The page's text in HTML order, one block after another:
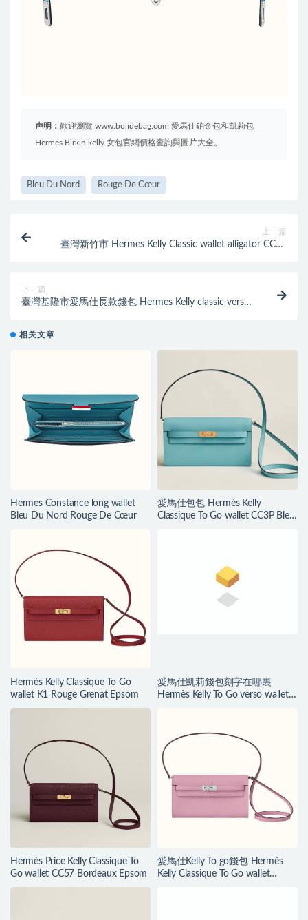
声明： 歡迎瀏覽 www.bolidebag.com 愛馬仕鉑金包和凱莉包
Hermes Birkin kelly 女包官網價格查詢與圖片大全。
Bleu Du Nord Rouge De Cœur
上一篇
臺灣新竹市 Hermes Kelly Classic wallet alligator CC89
下一篇
臺灣基隆市愛馬仕長款錢包 Hermes Kelly classic verso
相关文章
Hermes Constance long wallet
Bleu Du Nord Rouge De Cœur
愛馬仕包包 Hermès Kelly
Classique To Go wallet CC3P Bleu
Hermès Kelly Classique To Go
wallet K1 Rouge Grenat Epsom
愛馬仕凱莉錢包刻字在哪裏
Hermès Kelly To Go verso wallet
Hermès Price Kelly Classique To
Go wallet CC57 Bordeaux Epsom
愛馬仕Kelly To go錢包 Hermès
Kelly Classique To Go wallet